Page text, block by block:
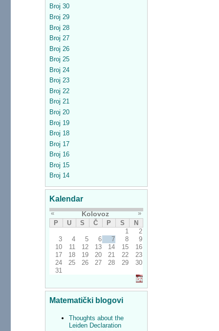
Broj 30
Broj 29
Broj 28
Broj 27
Broj 26
Broj 25
Broj 24
Broj 23
Broj 22
Broj 21
Broj 20
Broj 19
Broj 18
Broj 17
Broj 16
Broj 15
Broj 14
Kalendar
« Kolovoz
»
P
U S Č P S
N
1
2
3
4 5 6 7 8
9
10
11 12 13 14 15
16
17
18 19 20 21 22
23
24
25 26 27 28 29
30
31
Matematički blogovi
Thoughts about the
Leiden Declaration